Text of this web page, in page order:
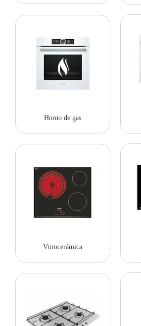
Horno de gas
Vitrocerámica